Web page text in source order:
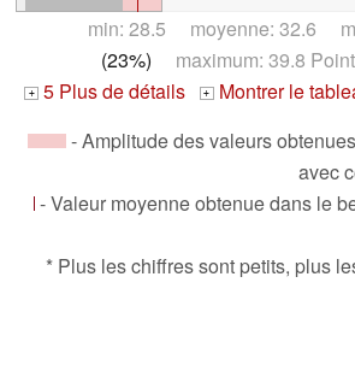
min: 28.5 moyenne: 32.6
(23%) maximum: 39.8
+ 5 Plus de détails + Montrer le
- Amplitude des valeurs
avec
- Valeur moyenne obtenue dans le
* Plus les chiffres sont petits, plus